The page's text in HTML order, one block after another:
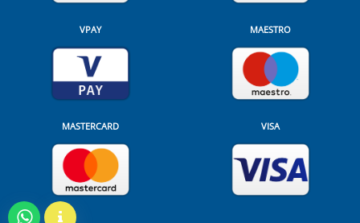
VPAY MAESTRO
MASTERCARD VISA